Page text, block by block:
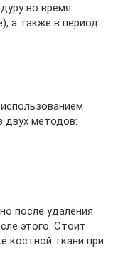
во время
а также в период
двух методов:
после удаления
этого. Стоит
костной ткани при